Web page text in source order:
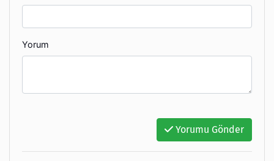
Yorum
Yorumu Gönder